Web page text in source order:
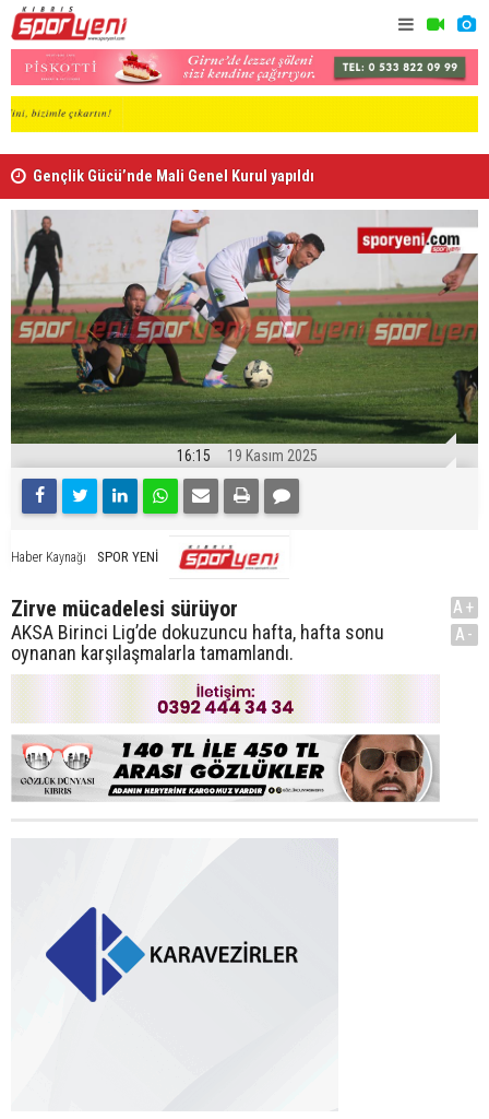
Gençlik Gücü’nde Mali Genel Kurul yapıldı
16:15 19 Kasım 2025
Haber Kaynağı SPOR YENİ
Zirve mücadelesi sürüyor
AKSA Birinci Lig’de dokuzuncu hafta, hafta sonu
oynanan karşılaşmalarla tamamlandı.
A+
A-